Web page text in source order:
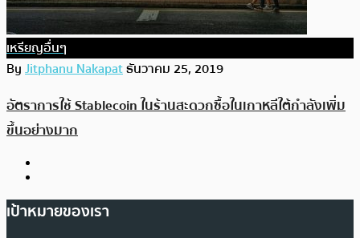
เหรียญอื่นๆ
ByJitphanu Nakapatธันวาคม 25, 2019
อัตราการใช้ Stablecoin ในร้านสะดวกซื้อในเกาหลีใต้กำลังเพิ่ม
ขึ้นอย่างมาก
เป้าหมายของเรา